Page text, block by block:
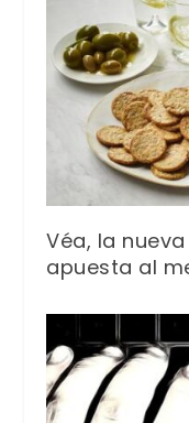
Véa, la
apuesta al